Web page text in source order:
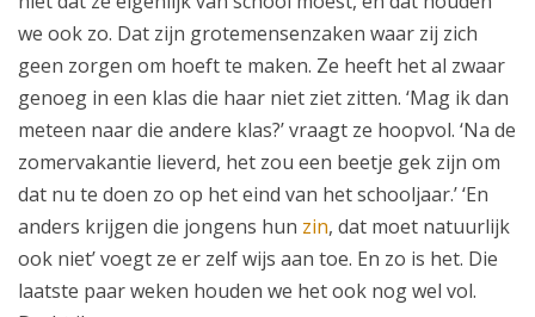
we ook zo. Dat zijn grotemensenzaken waar zij zich
geen zorgen om hoeft te maken. Ze heeft het al zwaar
genoeg in een klas die haar niet ziet zitten. ‘Mag ik dan
meteen naar die andere klas?’ vraagt ze hoopvol. ‘Na de
zomervakantie lieverd, het zou een beetje gek zijn om
dat nu te doen zo op het eind van het schooljaar.’ ‘En
anders krijgen die jongens hun zin, dat moet natuurlijk
ook niet’ voegt ze er zelf wijs aan toe. En zo is het. Die
laatste paar weken houden we het ook nog wel vol.